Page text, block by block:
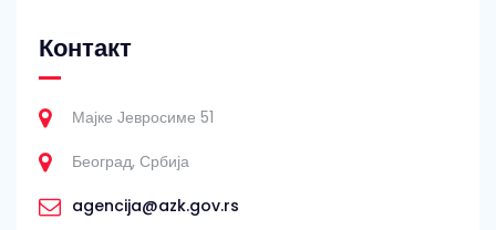
Контакт
Мајке Јевросиме 51
Београд, Србија
agencija@azk.gov.rs